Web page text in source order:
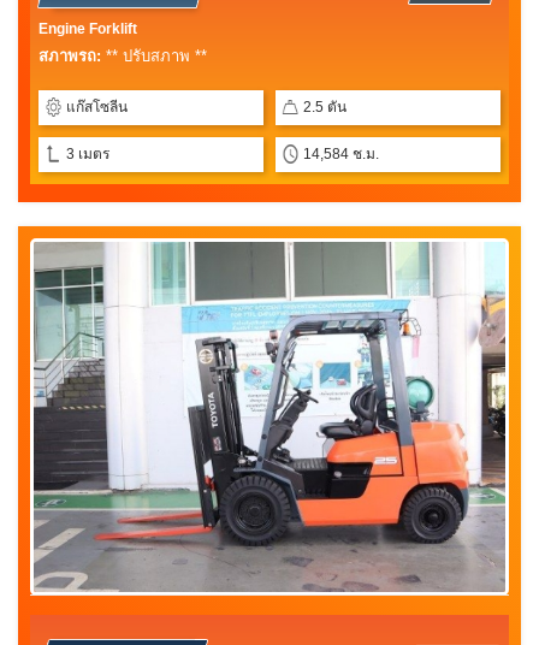
Engine Forklift
สภาพรถ: ** ปรับสภาพ **
แก๊สโซลีน 2.5 ตัน
3 เมตร 14,584 ช.ม.